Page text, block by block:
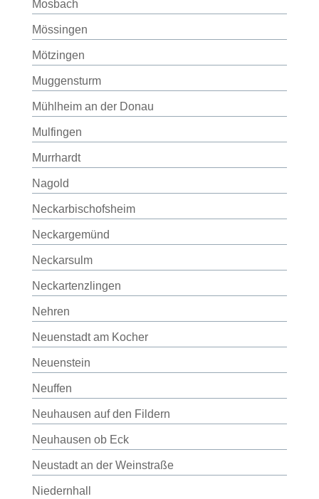
Mosbach
Mössingen
Mötzingen
Muggensturm
Mühlheim an der Donau
Mulfingen
Murrhardt
Nagold
Neckarbischofsheim
Neckargemünd
Neckarsulm
Neckartenzlingen
Nehren
Neuenstadt am Kocher
Neuenstein
Neuffen
Neuhausen auf den Fildern
Neuhausen ob Eck
Neustadt an der Weinstraße
Niedernhall